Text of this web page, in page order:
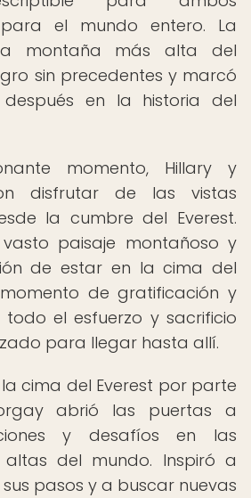
el mundo entero. La
montaña más alta del
sin precedentes y marcó
en la historia del
momento, Hillary y
disfrutar de las vistas
la cumbre del Everest.
paisaje montañoso y
de estar en la cima del
de gratificación y
el esfuerzo y sacrificio
para llegar hasta allí.
cima del Everest por parte
abrió las puertas a
y desafíos en las
del mundo. Inspiró a
pasos y a buscar nuevas